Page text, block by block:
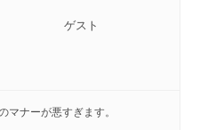
ゲスト
マナーが悪すぎます。